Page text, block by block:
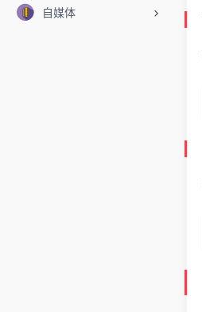
自媒体